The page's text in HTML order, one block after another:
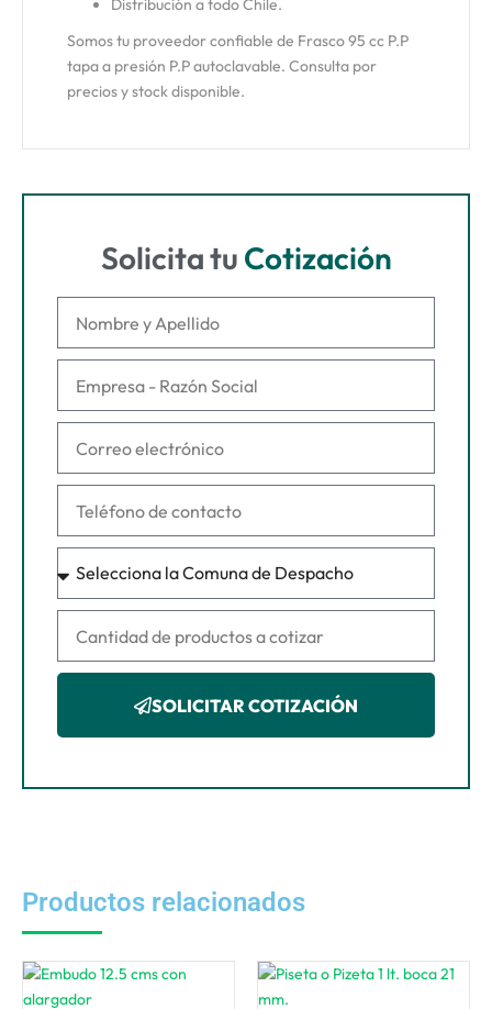
Distribución a todo Chile.
Somos tu proveedor confiable de Frasco 95 cc P.P
tapa a presión P.P autoclavable. Consulta por
precios y stock disponible.
Solicita tu Cotización
SOLICITAR COTIZACIÓN
Productos relacionados